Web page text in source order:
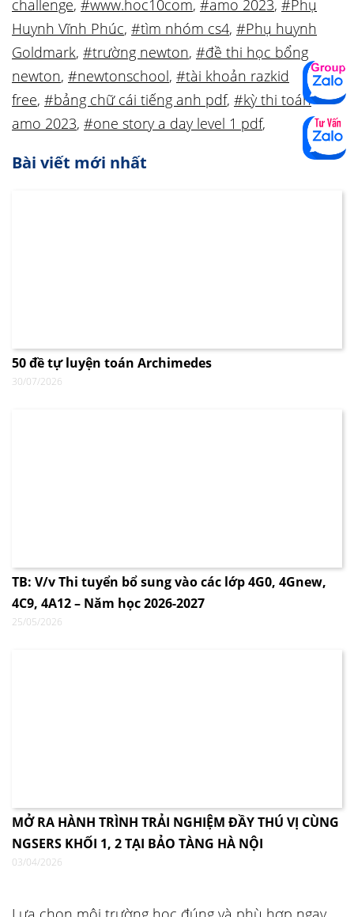
challenge, #www.hoc10com, #amo 2023, #Phụ
Huynh Vĩnh Phúc, #tìm nhóm cs4, #Phụ huynh
Goldmark, #trường newton, #đề thi học bổng
newton, #newtonschool, #tài khoản razkid
free, #bảng chữ cái tiếng anh pdf, #kỳ thi toán
amo 2023, #one story a day level 1 pdf,
Bài viết mới nhất
50 đề tự luyện toán Archimedes
30/07/2026
TB: V/v Thi tuyển bổ sung vào các lớp 4G0, 4Gnew,
4C9, 4A12 – Năm học 2026-2027
25/05/2026
MỞ RA HÀNH TRÌNH TRẢI NGHIỆM ĐẦY THÚ VỊ CÙNG
NGSERS KHỐI 1, 2 TẠI BẢO TÀNG HÀ NỘI
03/04/2026